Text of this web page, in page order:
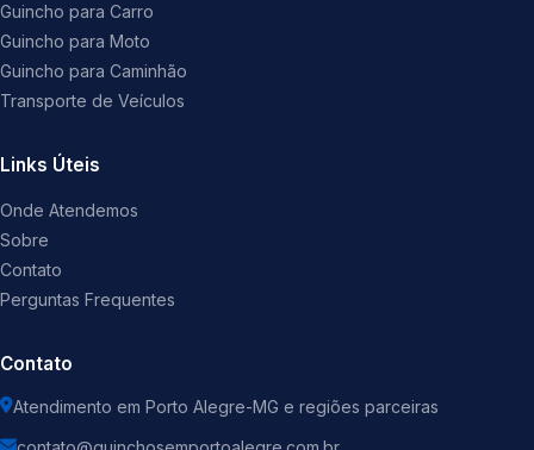
Guincho para Carro
Guincho para Moto
Guincho para Caminhão
Transporte de Veículos
Links Úteis
Onde Atendemos
Sobre
Contato
Perguntas Frequentes
Contato
Atendimento em Porto Alegre-MG e regiões parceiras